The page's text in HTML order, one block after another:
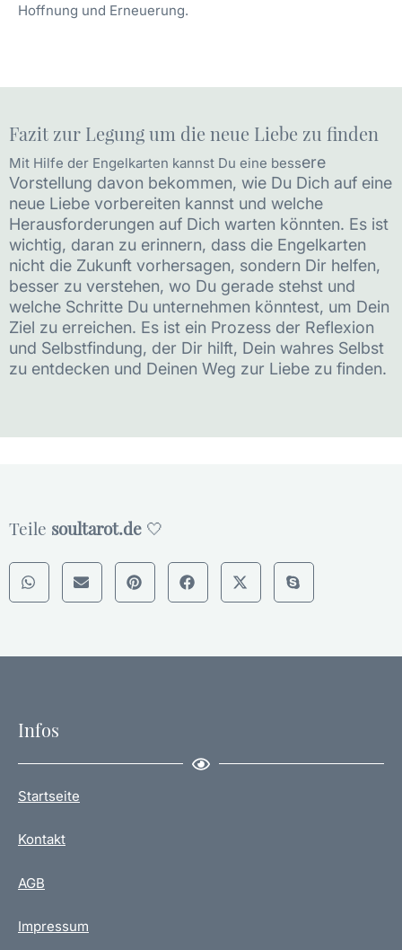
Hoffnung und Erneuerung.
Fazit zur Legung um die neue Liebe zu finden
Mit Hilfe der Engelkarten kannst Du eine bessere
Vorstellung davon bekommen, wie Du Dich auf eine
neue Liebe vorbereiten kannst und welche
Herausforderungen auf Dich warten könnten. Es ist
wichtig, daran zu erinnern, dass die Engelkarten
nicht die Zukunft vorhersagen, sondern Dir helfen,
besser zu verstehen, wo Du gerade stehst und
welche Schritte Du unternehmen könntest, um Dein
Ziel zu erreichen. Es ist ein Prozess der Reflexion
und Selbstfindung, der Dir hilft, Dein wahres Selbst
zu entdecken und Deinen Weg zur Liebe zu finden.
Teile soultarot.de 🤍
Infos
Startseite
Kontakt
AGB
Impressum